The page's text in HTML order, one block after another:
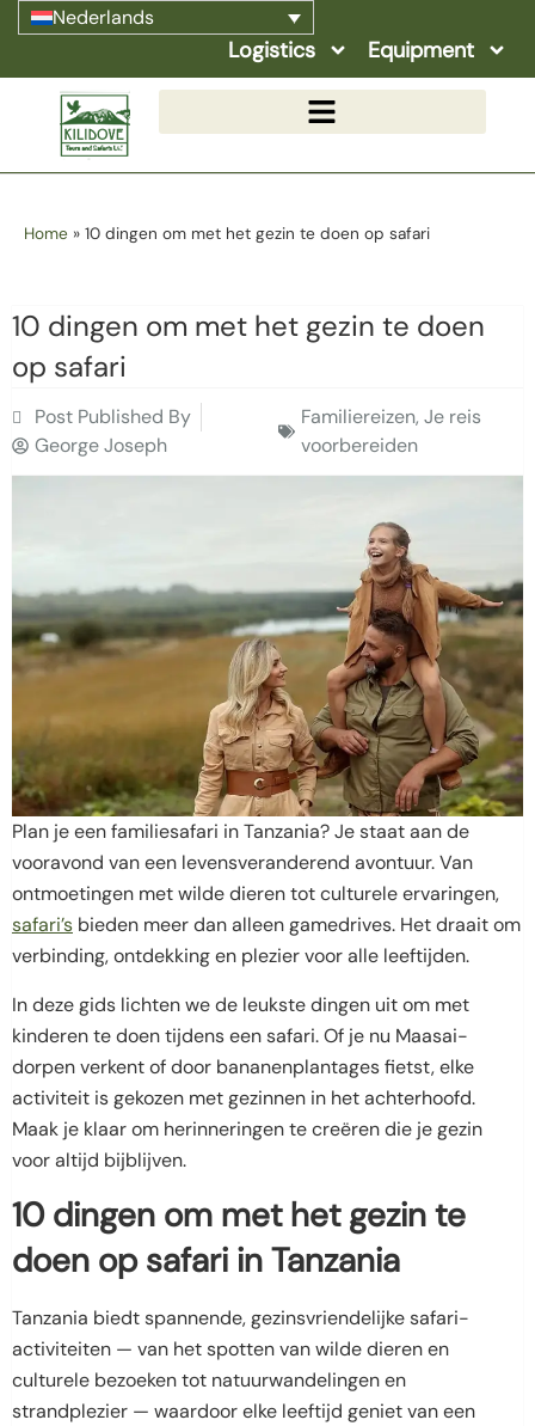
Nederlands
Logistics Equipment
Home » 10 dingen om met het gezin te doen op safari
10 dingen om met het gezin te doen
op safari
Post Published By
George Joseph
Familiereizen,Je reis
voorbereiden
Plan je een familiesafari in Tanzania? Je staat aan de
vooravond van een levensveranderend avontuur. Van
ontmoetingen met wilde dieren tot culturele ervaringen,
safari’s bieden meer dan alleen gamedrives. Het draait om
verbinding, ontdekking en plezier voor alle leeftijden.
In deze gids lichten we de leukste dingen uit om met
kinderen te doen tijdens een safari. Of je nu Maasai-
dorpen verkent of door bananenplantages fietst, elke
activiteit is gekozen met gezinnen in het achterhoofd.
Maak je klaar om herinneringen te creëren die je gezin
voor altijd bijblijven.
10 dingen om met het gezin te
doen op safari in Tanzania
Tanzania biedt spannende, gezinsvriendelijke safari-
activiteiten — van het spotten van wilde dieren en
culturele bezoeken tot natuurwandelingen en
strandplezier — waardoor elke leeftijd geniet van een